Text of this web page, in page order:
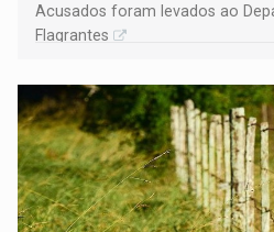
Acusados foram levados ao
Flagrantes